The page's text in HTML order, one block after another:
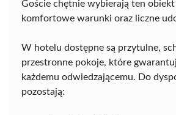
Goście chętnie wybierają ten obiekt
komfortowe warunki oraz liczne
W hotelu dostępne są przytulne,
przestronne pokoje, które
każdemu odwiedzającemu. Do
pozostają: